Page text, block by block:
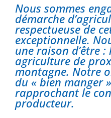
Nous sommes
démarche
respectueuse de
exceptionnelle.
une raison d’être
agriculture de
montagne. Notre
du « bien manger
rapprochant le
producteur.